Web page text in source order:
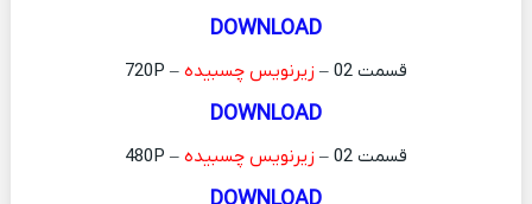
DOWNLOAD
قسمت 02 – زیرنویس چسبیده – 720P
DOWNLOAD
قسمت 02 – زیرنویس چسبیده – 480P